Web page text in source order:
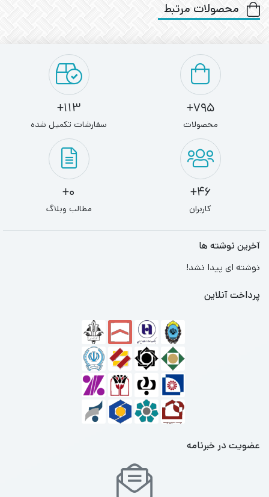
محصولات مرتبط
795+
محصولات
113+
سفارشات تکمیل شده
46+
کاربران
0+
مطالب وبلاگ
آخرین نوشته ها
نوشته ای پیدا نشد!
پرداخت آنلاین
عضویت در خبرنامه